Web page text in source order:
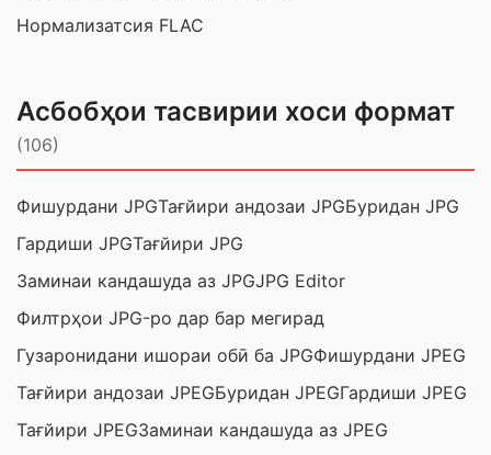
Нормализатсия FLAC
Асбобҳои тасвирии хоси формат
(106)
Фишурдани JPGТағйири андозаи JPGБуридан JPG
Гардиши JPGТағйири JPG
Заминаи кандашуда аз JPGJPG Editor
Филтрҳои JPG-ро дар бар мегирад
Гузаронидани ишораи обӣ ба JPGФишурдани JPEG
Тағйири андозаи JPEGБуридан JPEGГардиши JPEG
Тағйири JPEGЗаминаи кандашуда аз JPEG